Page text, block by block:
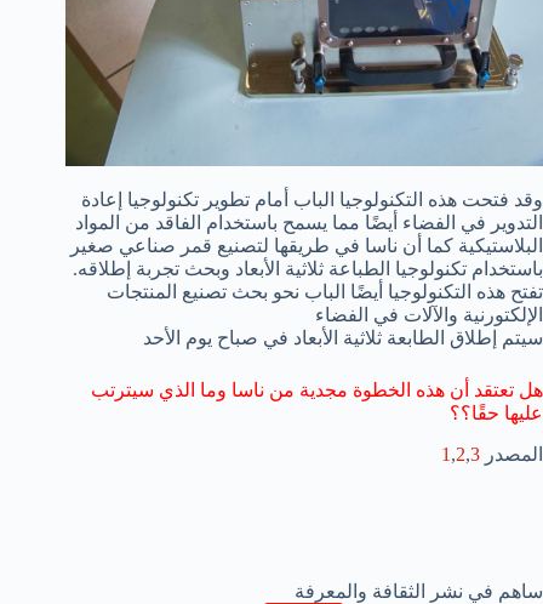
وقد فتحت هذه التكنولوجيا الباب أمام تطوير تكنولوجيا إعادة
التدوير في الفضاء أيضًا مما يسمح باستخدام الفاقد من المواد
البلاستيكية كما أن ناسا في طريقها لتصنيع قمر صناعي صغير
باستخدام تكنولوجيا الطباعة ثلاثية الأبعاد وبحث تجربة إطلاقه.
تفتح هذه التكنولوجيا أيضًا الباب نحو بحث تصنيع المنتجات
الإلكتورنية والآلات في الفضاء
سيتم إطلاق الطابعة ثلاثية الأبعاد في صباح يوم الأحد
هل تعتقد أن هذه الخطوة مجدية من ناسا وما الذي سيترتب
عليها حقًا؟؟
المصدر
1 ,2,3
ساهم في نشر الثقافة والمعرفة